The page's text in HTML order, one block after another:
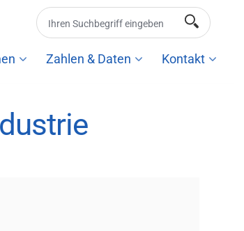
Zahlen & Daten Kontakt